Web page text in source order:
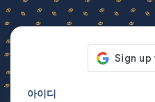
아이디